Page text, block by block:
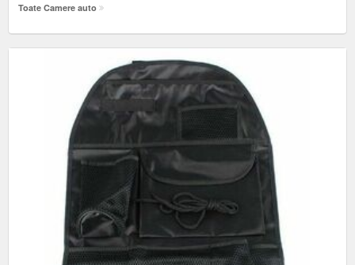
Toate Camere auto